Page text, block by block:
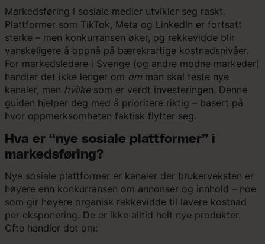
Hopp
til
innhold
Markedsføring i sosiale medier utvikler seg raskt.
Plattformer som TikTok, Meta og LinkedIn er fortsatt
sterke – men konkurransen øker, og rekkevidde blir
vanskeligere å oppnå på bærekraftige kostnadsnivåer.
For markedsledere i Sverige (og andre modne markeder)
handler det ikke lenger om om man skal teste nye
kanaler, men hvilkesom er verdt investeringen. Denne
guiden hjelper deg med å prioritere riktig – basert på
hvor oppmerksomheten faktisk flytter seg.
Hva er “nye sosiale plattformer” i
markedsføring?
Nye sosiale plattformer er kanaler der brukerveksten er
høyere enn konkurransen om annonser og innhold – noe
som gir høyere organisk rekkevidde til lavere kostnad
per eksponering. De er ikke alltid helt nye produkter.
Ofte handler det om: